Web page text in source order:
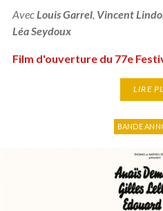
AvecLouis Garrel, Vincent
Léa Seydoux
Film d'ouverture du 77e
LIRE
BANDE